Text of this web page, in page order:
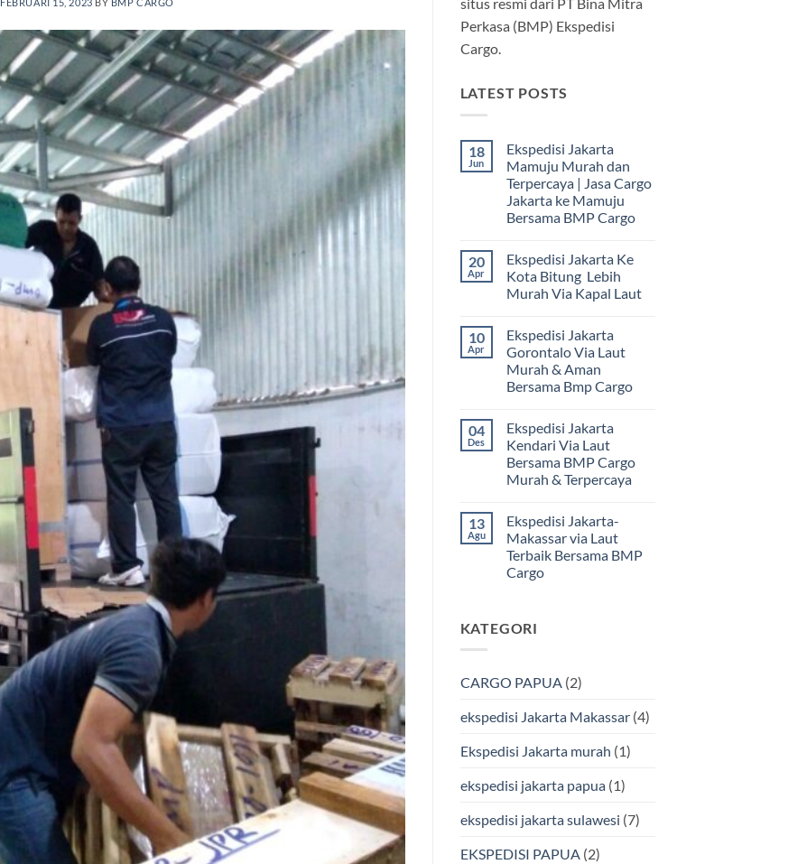
FEBRUARI 15, 2023 BY BMP CARGO
situs resmi dari PT Bina Mitra
Perkasa (BMP) Ekspedisi
Cargo.
LATEST POSTS
18
Jun
Ekspedisi Jakarta
Mamuju Murah dan
Terpercaya | Jasa Cargo
Jakarta ke Mamuju
Bersama BMP Cargo
komentar
pada
Ekspedisi
Jakarta
dan
Terpercaya
|
Jasa
Cargo
Jakarta
Bersama
BMP
Cargo
20
Apr
Ekspedisi Jakarta Ke
Kota Bitung Lebih
Murah Via Kapal Laut
komentar
pada
Ekspedisi
Jakarta
Ke
Kota
Murah
Via
Kapal
Laut
10
Apr
Ekspedisi Jakarta
Gorontalo Via Laut
Murah & Aman
Bersama Bmp Cargo
komentar
pada
Ekspedisi
Jakarta
Gorontalo
Via
&
Aman
Bersama
Bmp
Cargo
04
Des
Ekspedisi Jakarta
Kendari Via Laut
Bersama BMP Cargo
Murah & Terpercaya
komentar
pada
Ekspedisi
Jakarta
Kendari
Via
Cargo
Murah
13
Agu
Ekspedisi Jakarta-
Makassar via Laut
Terbaik Bersama BMP
Cargo
pada
Ekspedisi
Laut
BMP
KATEGORI
CARGO PAPUA(2)
ekspedisi Jakarta Makassar(4)
Ekspedisi Jakarta murah (1)
ekspedisi jakarta papua(1)
ekspedisi jakarta sulawesi (7)
EKSPEDISI PAPUA(2)